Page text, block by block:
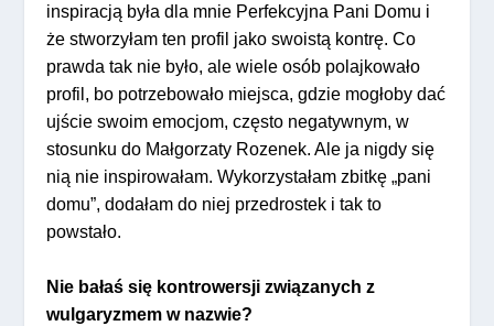
inspiracją była dla mnie Perfekcyjna Pani Domu i
że stworzyłam ten profil jako swoistą kontrę. Co
prawda tak nie było, ale wiele osób polajkowało
profil, bo potrzebowało miejsca, gdzie mogłoby dać
ujście swoim emocjom, często negatywnym, w
stosunku do Małgorzaty Rozenek. Ale ja nigdy się
nią nie inspirowałam. Wykorzystałam zbitkę „pani
domu”, dodałam do niej przedrostek i tak to
powstało.
Nie bałaś się kontrowersji związanych z
wulgaryzmem w nazwie?